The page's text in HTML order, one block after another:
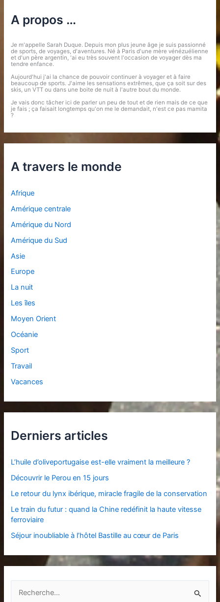
A propos …
Je m'appelle Sarah Duque. Depuis mon plus jeune âge je suis passionné
de sports, de voyages, d'aventures. Né à Paris d'une mère vénézuélienne
et d'un père argentin, 'ai eu très souvent l'occasion de voyager dès ma
tendre enfance.
Aujourd'hui j'ai la chance de pouvoir continuer à voyager et à faire
beaucoup de sports. J'aime les sensations extrêmes, que ça soit sur des
skis, un VTT ou dans une boite de nuit à l'autre bout du monde.
Je vais donc tâcher ici de parler un peu de tout et de rien mais de ce que
je fais ; ça faisait longtemps qu'on me le demandait, n'est ce pas mamita
?
A travers le monde
Afrique
Amérique centrale
Amérique du Nord
Amérique du Sud
Asie
Europe
La nuit
Les îles
Moyen Orient
Océanie
Sport
Travail
Vacances
Derniers articles
L’huile d’oliveportugaise est-elle vraiment la meilleure ?
Découvrir le Perou en 15 jours
Le retour du lynx ibérique, miracle fragile de la conservation
Le train du futur : quand la Chine redéfinit la haute vitesse
ferroviaire
Séjour inoubliable à l’hôtel Bastille au cœur de Paris